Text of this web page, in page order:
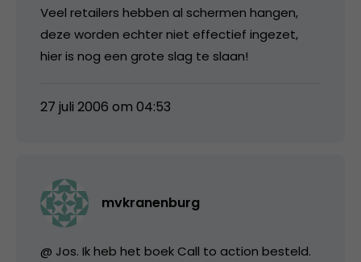
Veel retailers hebben al schermen hangen,
deze worden echter niet effectief ingezet,
hier is nog een grote slag te slaan!
27 juli 2006 om 04:53
mvkranenburg
@ Jos. Ik heb het boek Call to action besteld.